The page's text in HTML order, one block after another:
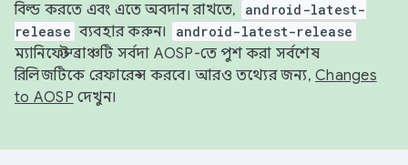
বিল্ড করতে এবং এতে অবদান রাখতে,
android-latest-
release ব্যবহার করুন। android-latest-release
ম্যানিফেস্ট ব্রাঞ্চটি সর্বদা AOSP-তে পুশ করা সর্বশেষ
রিলিজটিকে রেফারেন্স করবে। আরও তথ্যের জন্য, Changes
to AOSP দেখুন।